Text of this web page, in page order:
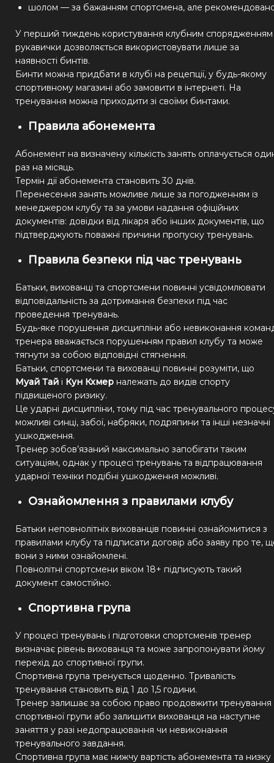
шолом — за бажанням спортсмена, але
У перший тиждень користування клубним спорядженням
рукавички дозволяється використовувати лише за
наявності бинтів.
Бинти можна придбати в клубі на рецепції, у будь-якому
спортивному магазині або замовити в інтернеті. На
тренування можна приходити зі своїми бинтами.
Правила абонемента
Абонемент на визначену кількість занять оплачується
раз на місяць.
Термін дії абонемента становить 30 днів.
Перенесення занять можливе лише за погодженням із
менеджером клубу та за умови надання офіційних
документів: довідки від лікаря або інших документів, що
підтверджують поважні причини пропуску тренувань.
Правила безпеки під час тренувань
Батьки, вихованці та спортсмени повинні усвідомлювати
відповідальність за дотримання безпеки під час
проведення тренувань.
Будь-яке порушення дисципліни або невиконання
тренера вважається порушенням правил клубу та може
тягнути за собою відповідні стягнення.
Батьки, спортсмени та вихованці повинні розуміти, що
Муай Тай і Кун Кхмер належать до видів спорту
підвищеного ризику.
Це ударні дисципліни, тому під час тренувального
можливі синці, забої, набряки, подряпини та інші незначні
ушкодження.
Тренер зобов’язаний максимально запобігати таким
ситуаціям, однак у процесі тренувань та відпрацювання
ударної техніки подібні ушкодження можливі.
Ознайомлення з правилами клубу
Батьки неповнолітніх вихованців повинні ознайомитися з
правилами клубу та підписати договір або заяву про те,
вони з ними ознайомлені.
Повнолітні спортсмени віком 18+ підписують такий
документ самостійно.
Спортивна група
У процесі тренувань і підготовки спортсменів тренер
визначає рівень вихованця та може запропонувати йому
перехід до спортивної групи.
Спортивна група тренується щоденно. Тривалість
тренування становить від 1 до 1,5 години.
Тренер залишає за собою право продовжити тренування
спортивної групи або залишити вихованця на наступне
заняття у разі недопрацювання чи невиконання
тренувального завдання.
Спортивна група має нижчу вартість абонемента та низку